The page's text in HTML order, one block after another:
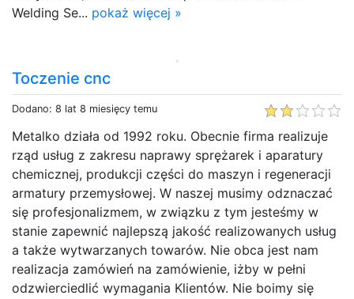
Welding Se... pokaż więcej »
Toczenie cnc
Dodano: 8 lat 8 miesięcy temu
Metalko działa od 1992 roku. Obecnie firma realizuje
rząd usług z zakresu naprawy sprężarek i aparatury
chemicznej, produkcji części do maszyn i regeneracji
armatury przemysłowej. W naszej musimy odznaczać
się profesjonalizmem, w związku z tym jesteśmy w
stanie zapewnić najlepszą jakość realizowanych usług
a także wytwarzanych towarów. Nie obca jest nam
realizacja zamówień na zamówienie, iżby w pełni
odzwierciedlić wymagania Klientów. Nie boimy się